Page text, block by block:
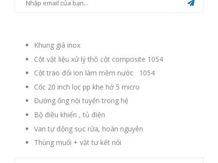
Khung giá inox
Cột vật liệu xử lý thô cột composite 1054
Cột trao đổi ion làm mềm nước 1054
Cốc 20 inch lọc pp khe hở 5 micro
Đường ống nội tuyến trong hệ
Bộ điều khiển , tủ điện
Van tự động sục rửa, hoàn nguyên
Thùng muối + vật tư kết nối